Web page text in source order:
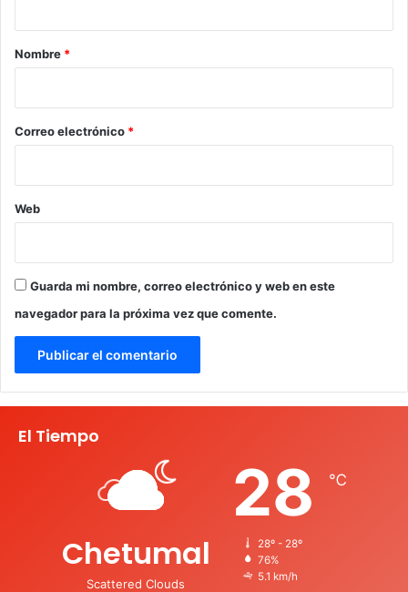
r
*
Nombre *
Correo electrónico *
Web
Guarda mi nombre, correo electrónico y web en este
navegador para la próxima vez que comente.
El Tiempo
Chetumal
Scattered Clouds
28 ℃
28º - 28º
76%
5.1 km/h